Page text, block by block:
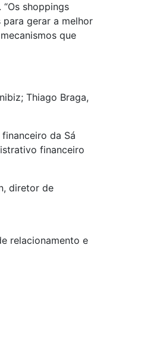
shoppings
gerar a melhor
que
Thiago Braga,
da Sá
financeiro
diretor de
relacionamento e